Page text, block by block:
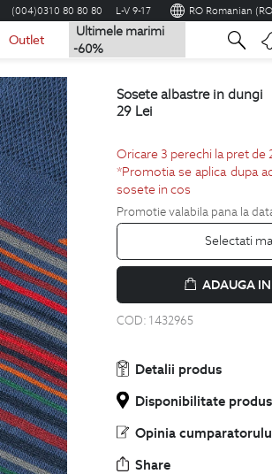
(004)0310 80 80 80 L-V 9-17 RO Romanian
Outlet
Ultimele marimi
-60%
Romana
sosete albastre in dungi
29 Lei
Oricare 3 perechi la pret de
*Promotia se aplica dupa
sosete in cos
Promotie valabila pana la
Selectati
ADAUGA IN
COD: 1432965
Detalii produs
Disponibilitate
Opinia
Share